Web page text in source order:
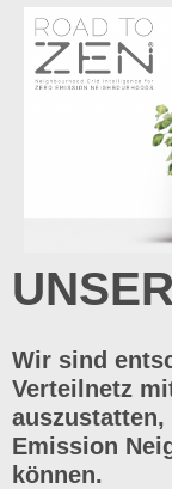
Wir sind
Verteilnetz
Emission
können.